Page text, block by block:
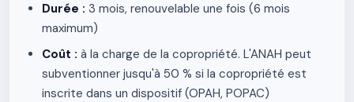
Durée : 3 mois, renouvelable une fois (6 mois
maximum)
Coût : à la charge de la copropriété. L'ANAH peut
subventionner jusqu'à 50 % si la copropriété est
inscrite dans un dispositif (OPAH, POPAC)